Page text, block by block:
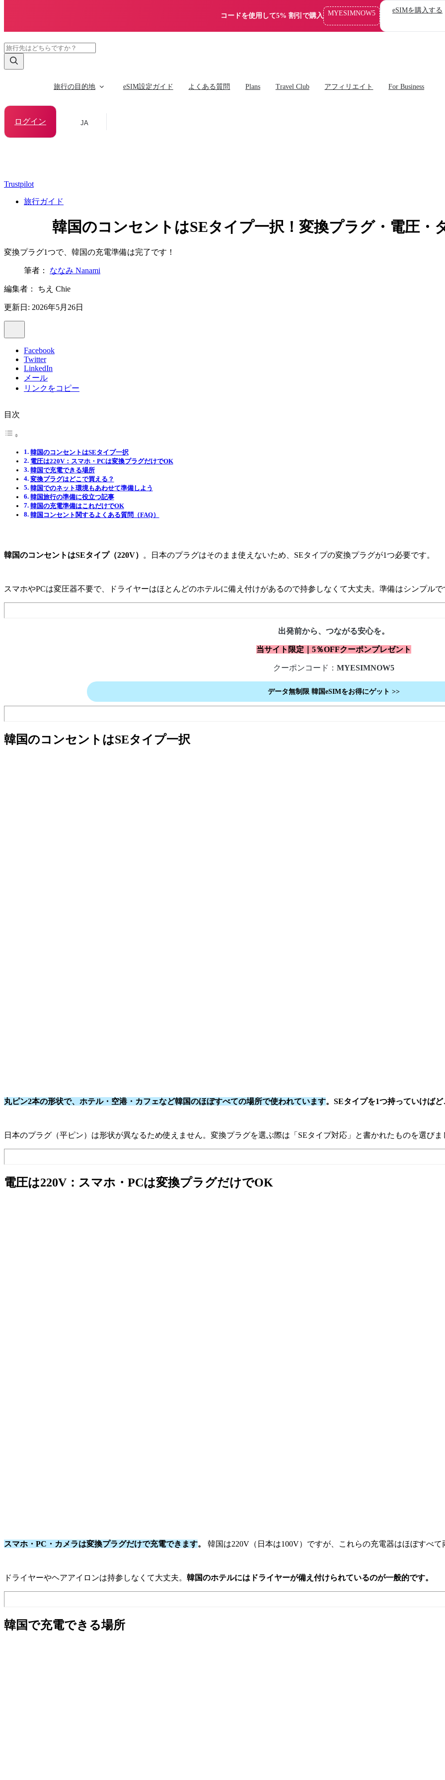
コードを使用して5% 割引で購入 MYESIMNOW5 eSIMを購入する
旅行の目的地 eSIM設定ガイド よくある質問 Plans Travel Club アフィリエイト For Business
ログイン JA
Trustpilot
旅行ガイド
韓国のコンセントはSEタイプ一択！変換プラグ・電圧・
変換プラグ1つで、韓国の充電準備は完了です！
筆者： ななみ Nanami
編集者： ちえ Chie
更新日: 2026年5月26日
Facebook
Twitter
LinkedIn
メール
リンクをコピー
目次
韓国のコンセントはSEタイプ一択
電圧は220V：スマホ・PCは変換プラグだけでOK
韓国で充電できる場所
変換プラグはどこで買える？
韓国でのネット環境もあわせて準備しよう
韓国旅行の準備に役立つ記事
韓国の充電準備はこれだけでOK
韓国コンセント関するよくある質問（FAQ）
韓国のコンセントはSEタイプ（220V） 。日本のプラグはそのまま使えないため、SEタイプの変換プラグが1つ必要です。
スマホやPCは変圧器不要で、ドライヤーはほとんどのホテルに備え付けがあるので持参しなくて大丈夫。準備はシンプル
出発前から、つながる安心を。
当サイト限定｜5％OFFクーポンプレゼント
クーポンコード： MYESIMNOW5
データ無制限 韓国eSIMをお得にゲット >>
韓国のコンセントはSEタイプ一択
丸ピン2本の形状で、ホテル・空港・カフェなど韓国のほぼすべての場所で使われています。SEタイプを1つ持っていけば
日本のプラグ（平ピン）は形状が異なるため使えません。変換プラグを選ぶ際は「SEタイプ対応」と書かれたものを選びま
電圧は220V：スマホ・PCは変換プラグだけでOK
スマホ・PC・カメラは変換プラグだけで充電できます。 韓国は220V（日本は100V）ですが、これらの充電器はほぼすべ
ドライヤーやヘアアイロンは持参しなくて大丈夫。 韓国のホテルにはドライヤーが備え付けられているのが一般的です。
韓国で充電できる場所